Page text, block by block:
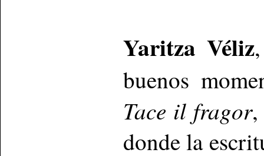
Yaritza Véliz
buenos
Tace il fragor,
donde la